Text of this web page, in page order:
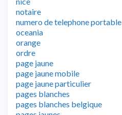
notaire
numero de telephone portable
oceania
orange
ordre
page jaune
page jaune mobile
page jaune particulier
pages blanches
pages blanches belgique